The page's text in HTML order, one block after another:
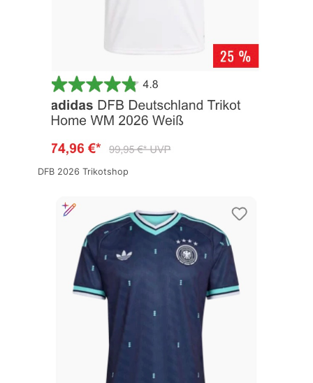
DFB 2026 Trikotshop